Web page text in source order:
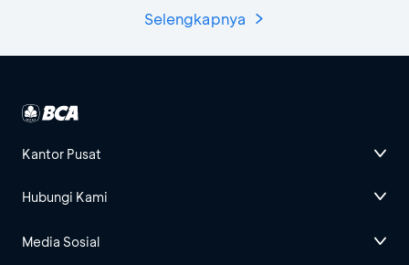
Selengkapnya
Kantor Pusat
Hubungi Kami
Media Sosial